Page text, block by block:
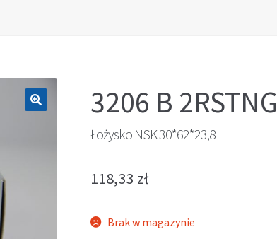
3206 B 2RSTNG
Łożysko NSK 30*62*23,8
118,33 zł
Brak w magazynie